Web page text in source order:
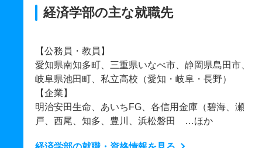
経済学部の主な就職先
【公務員・教員】
愛知県南知多町、三重県いなべ市、静岡県島田市、
岐阜県池田町、私立高校（愛知・岐阜・長野）
【企業】
明治安田生命、あいちFG、各信用金庫（碧海、瀬
戸、西尾、知多、豊川、浜松磐田 …ほか